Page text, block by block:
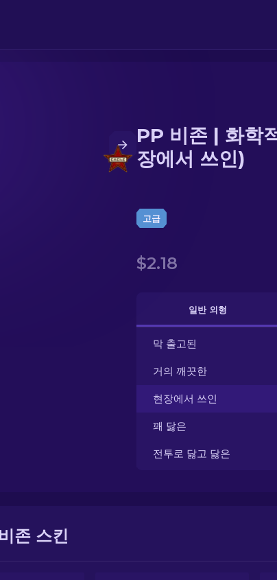
PP 비존 | 화학
장에서 쓰인)
고급
$2.18
일반 외형
막 출고된
거의 깨끗한
현장에서 쓰인
꽤 닳은
전투로 닳고 닳은
존 스킨